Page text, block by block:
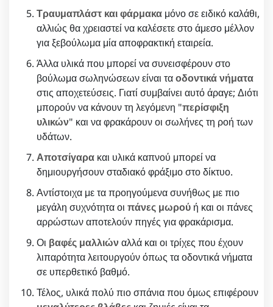
Τραυμαπλάστ και φάρμακα μόνο σε ειδικό καλάθι,
αλλιώς θα χρειαστεί να καλέσετε στο άμεσο μέλλον
για ξεβούλωμα μία αποφρακτική εταιρεία.
Άλλα υλικά που μπορεί να συνεισφέρουν στο
βούλωμα σωληνώσεων είναι ταοδοντικά νήματα
στις αποχετεύσεις. Γιατί συμβαίνει αυτό άραγε; Διότι
μπορούν να κάνουν τη λεγόμενη "περίσφιξη
υλικών" και να φρακάρουν οι σωλήνες τη ροή των
υδάτων.
Αποτσίγαρα και υλικά καπνού μπορεί να
δημιουργήσουν σταδιακό φράξιμο στο δίκτυο.
Αντίστοιχα με τα προηγούμενα συνήθως με πιο
μεγάλη συχνότητα οι πάνες μωρού ή και οι πάνες
αρρώστων αποτελούν πηγές για φρακάρισμα.
Οι βαφές μαλλιώναλλά και οι τρίχες που έχουν
λιπαρότητα λειτουργούν όπως τα οδοντικά νήματα
σε υπερθετικό βαθμό.
Τέλος, υλικά πολύ πιο σπάνια που όμως επιφέρουν